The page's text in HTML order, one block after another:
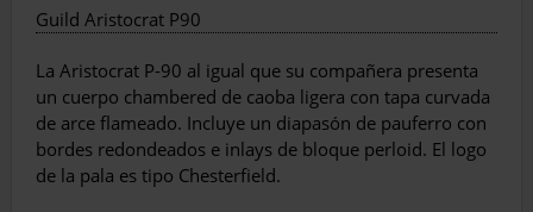
Guild Aristocrat P90
La Aristocrat P-90 al igual que su compañera presenta
un cuerpo chambered de caoba ligera con tapa curvada
de arce flameado. Incluye un diapasón de pauferro con
bordes redondeados e inlays de bloque perloid. El logo
de la pala es tipo Chesterfield.